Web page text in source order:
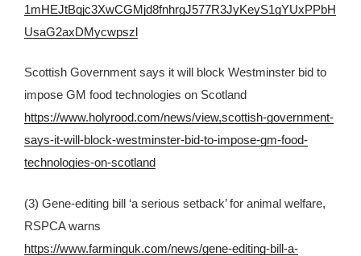
1mHEJtBqjc3XwCGMjd8fnhrgJ577R3JyKeyS1gYUxPPbH
UsaG2axDMycwpszl
Scottish Government says it will block Westminster bid to
impose GM food technologies on Scotland
https://www.holyrood.com/news/view,scottish-government-
says-it-will-block-westminster-bid-to-impose-gm-food-
technologies-on-scotland
(3) Gene-editing bill ‘a serious setback’ for animal welfare,
RSPCA warns
https://www.farminguk.com/news/gene-editing-bill-a-